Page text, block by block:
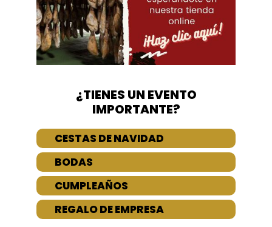
¿TIENES UN EVENTO
IMPORTANTE?
CESTAS DE NAVIDAD
BODAS
CUMPLEAÑOS
REGALO DE EMPRESA